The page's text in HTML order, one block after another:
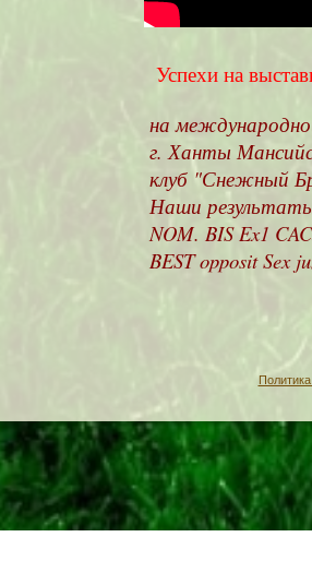
Успехи на
на
г. Ханты
клуб "Снежный
Наши
NOM. BIS Ex1
BEST opposit Sex